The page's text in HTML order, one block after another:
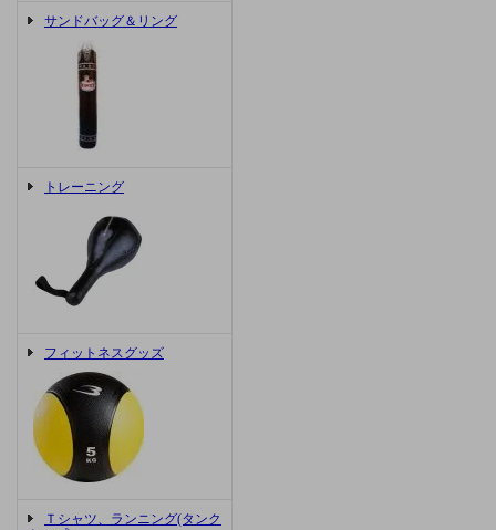
サンドバッグ＆リング
トレーニング
フィットネスグッズ
Ｔシャツ、ランニング(タンク